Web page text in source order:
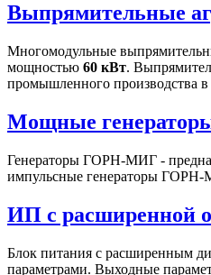
Выпрямительные
Многомодульные
мощностью 60 кВт.
промышленного производства
Мощные
Генераторы ГОРН-МИГ -
импульсные генераторы ГОРН-
ИП с расширенной
Блок питания с расширенным
параметрами. Выходные